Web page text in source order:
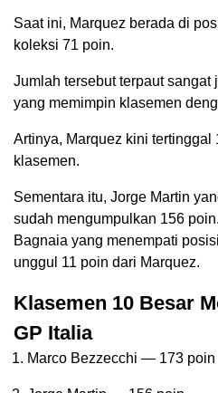
Saat ini, Marquez berada di
koleksi 71 poin.
Jumlah tersebut terpaut sangat
yang memimpin klasemen
Artinya, Marquez kini tertinggal
klasemen.
Sementara itu, Jorge Martin
sudah mengumpulkan 156
Bagnaia yang menempati
unggul 11 poin dari Marquez.
Klasemen 10 Besar
GP Italia
Marco Bezzecchi — 173 poin